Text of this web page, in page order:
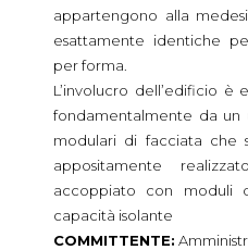
appartengono alla
esattamente identiche
per forma.
L’involucro dell’edificio è
fondamentalmente da un
modulari di facciata che
appositamente
accoppiato con moduli
capacità isolante
COMMITTENTE: